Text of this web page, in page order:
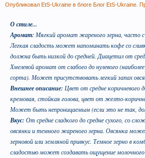
Пиво содержит витамин В,
нам поддерживать здоровую
мышечный тонус, борется с
сердечно-сосудистой и
Опубликовал EtS-Ukraine в блоге Блог EtS-Ukraine .
О стиле...
Аромат: Мягкий аромат жареного зерна, часто
Легкая сладость может напоминать кофе со
должна быть низкой до средней. Диацетил от
Хмелевой аромат от слабого до нулевого
сорта). Может присутствовать легкий запах
Внешнее описание: Цвет от средне коричневого
кремовая, стойкая голова, цвет от желто-
Может быть непроницаемым (если это не так,
Вкус: От средне сладкого до средне сухого, со
овсянки и темного жареного зерна. Овсянка
зерновой или земляной привкус. Темное зерно в
сладостью может создавать ощущение